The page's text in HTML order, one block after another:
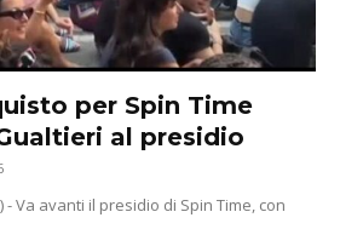
per Spin Time
al presidio
- Va avanti il presidio di Spin Time, con